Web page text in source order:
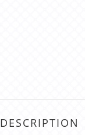
DESCRIPTION